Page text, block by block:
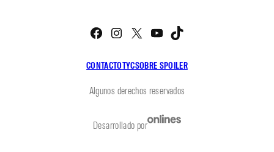
CONTACTOTYCSOBRE SPOILER
Facebook
Instagram
X YouTube
Algunos derechos reservados
Desarrollado por